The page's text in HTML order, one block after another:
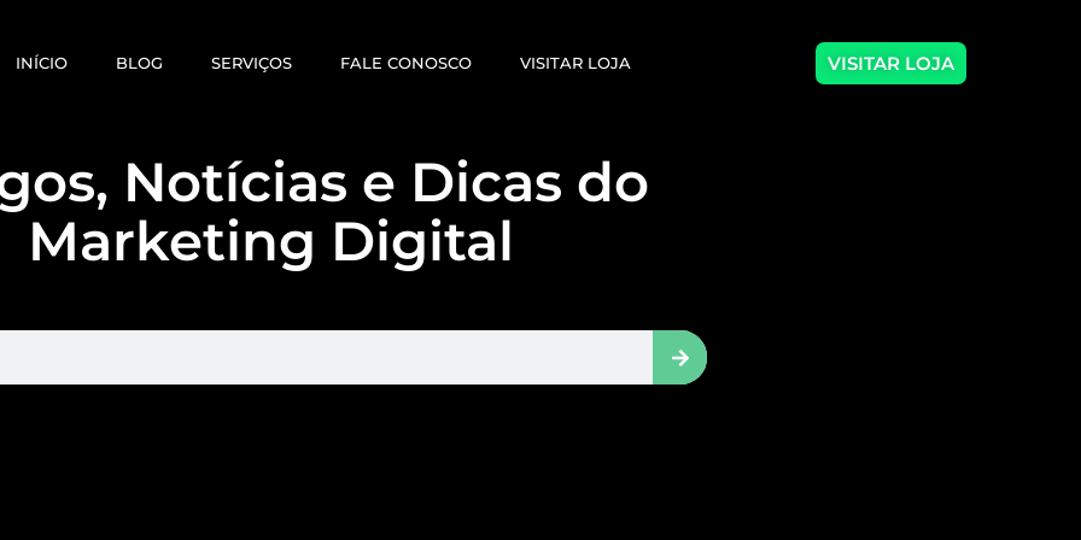
INÍCIO BLOG SERVIÇOS FALE CONOSCO VISITAR LOJA VISITAR LOJA
Notícias e Dicas do
Marketing Digital